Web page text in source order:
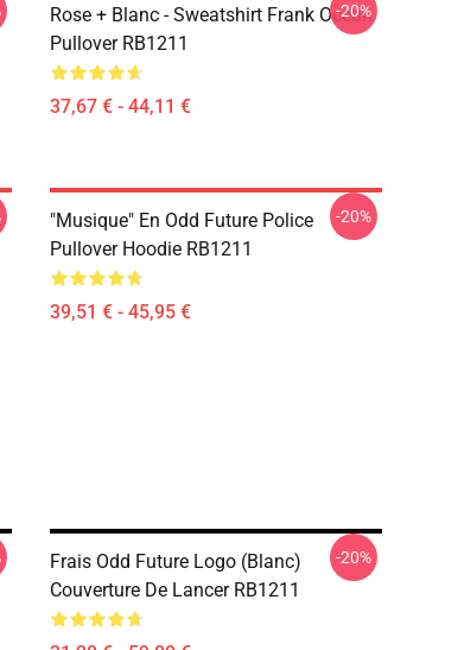
Rose + Blanc - Sweatshirt Frank Ocean
Pullover RB1211
37,67 € - 44,11 €
-20%
"Musique" En Odd Future Police
Pullover Hoodie RB1211
39,51 € - 45,95 €
-20%
Frais Odd Future Logo (blanc)
Couverture De Lancer RB1211
-20%